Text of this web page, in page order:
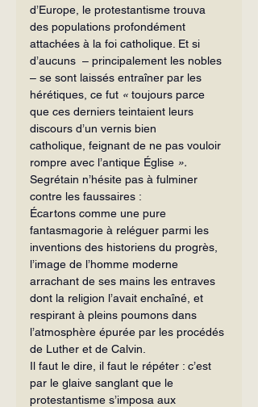
d’Europe, le protestantisme trouva
des populations profondément
attachées à la foi catholique. Et si
d’aucuns  – principalement les nobles
– se sont laissés entraîner par les
hérétiques, ce fut « toujours parce
que ces derniers teintaient leurs
discours d’un vernis bien
catholique, feignant de ne pas vouloir
rompre avec l’antique Église ».
Segrétain n’hésite pas à fulminer
contre les faussaires :
Écartons comme une pure
fantasmagorie à reléguer parmi les
inventions des historiens du progrès,
l’image de l’homme moderne
arrachant de ses mains les entraves
dont la religion l’avait enchaîné, et
respirant à pleins poumons dans
l’atmos­phère épurée par les procédés
de Luther et de Calvin.
Il faut le dire, il faut le répéter : c’est
par le glaive sanglant que le
protestantisme s’imposa aux